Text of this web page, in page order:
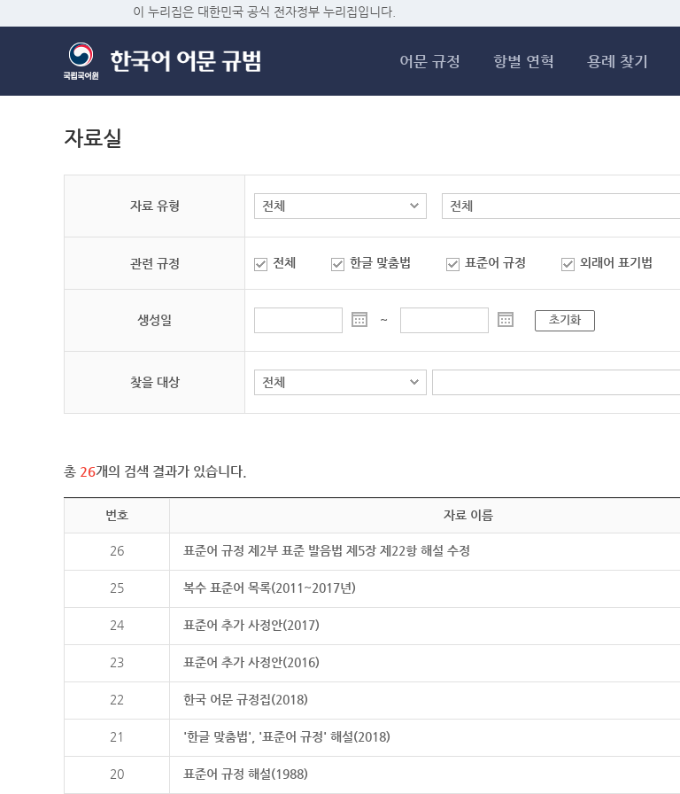
이 누리집은 대한민국 공식 전자정부 누리집입니다.
어문 규정 항별 연혁 용례 찾기
자료실
자료 유형
관련 규정 전체 한글 맞춤법 표준어 규정 외래어 표기법
생성일 ~ 초기화
찾을 대상
총 26개의 검색 결과가 있습니다.
번호 자료 이름
26 표준어 규정 제2부 표준 발음법 제5장 제22항 해설 수정
25 복수 표준어 목록(2011~2017년)
24 표준어 추가 사정안(2017)
23 표준어 추가 사정안(2016)
22 한국 어문 규정집(2018)
21 '한글 맞춤법', '표준어 규정' 해설(2018)
20 표준어 규정 해설(1988)